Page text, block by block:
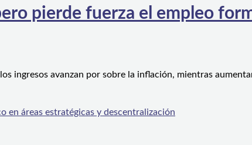
pierde fuerza el empleo
ingresos avanzan por sobre la inflación, mientras